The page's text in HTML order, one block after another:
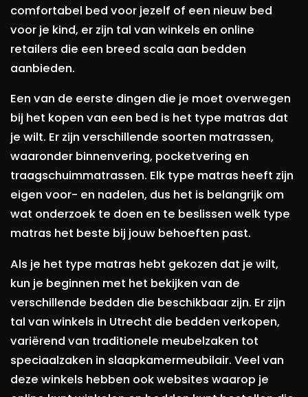
comfortabel bed voor jezelf of een nieuw bed
voor je kind, er zijn tal van winkels en online
retailers die een breed scala aan bedden
aanbieden.
Een van de eerste dingen die je moet overwegen
bij het kopen van een bed is het type matras dat
je wilt. Er zijn verschillende soorten matrassen,
waaronder binnenvering, pocketvering en
traagschuimmatrassen. Elk type matras heeft zijn
eigen voor- en nadelen, dus het is belangrijk om
wat onderzoek te doen en te beslissen welk type
matras het beste bij jouw behoeften past.
Als je het type matras hebt gekozen dat je wilt,
kun je beginnen met het bekijken van de
verschillende bedden die beschikbaar zijn. Er zijn
tal van winkels in Utrecht die bedden verkopen,
variërend van traditionele meubelzaken tot
speciaalzaken in slaapkamermeubilair. Veel van
deze winkels hebben ook websites waarop je